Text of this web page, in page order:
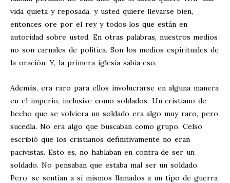
vida quieta y reposada, y usted quiere llevarse bien,
entonces ore por el rey y todos los que están en
autoridad sobre usted. En otras palabras, nuestros medios
no son carnales de política. Son los medios espirituales de
la oración. Y, la primera iglesia sabía eso.
Además, era raro para ellos involucrarse en alguna manera
en el imperio, inclusive como soldados. Un cristiano de
hecho que se volviera un soldado era algo muy raro, pero
sucedía. No era algo que buscaban como grupo. Celso
escribió que los cristianos definitivamente no eran
pacivistas. Esto es, no hablaban en contra de ser un
soldado. No pensaban que estaba mal ser un soldado.
Pero, se sentían a sí mismos llamados a un tipo de guerra